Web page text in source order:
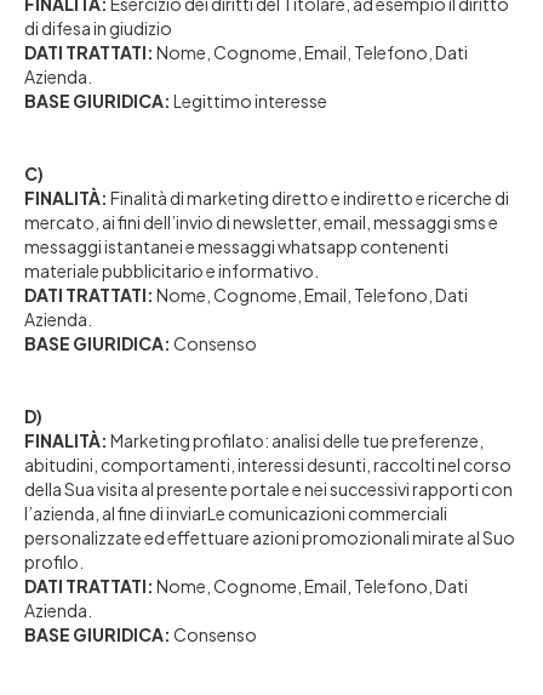
di difesa in giudizio
DATI TRATTATI: Nome, Cognome, Email, Telefono, Dati
Azienda.
BASE GIURIDICA: Legittimo interesse
C)
FINALITÀ: Finalità di marketing diretto e indiretto e ricerche di
mercato, ai fini dell’invio di newsletter, email, messaggi sms e
messaggi istantanei e messaggi whatsapp contenenti
materiale pubblicitario e informativo.
DATI TRATTATI: Nome, Cognome, Email, Telefono, Dati
Azienda.
BASE GIURIDICA: Consenso
D)
FINALITÀ: Marketing profilato: analisi delle tue preferenze,
abitudini, comportamenti, interessi desunti, raccolti nel corso
della Sua visita al presente portale e nei successivi rapporti con
l’azienda, al fine di inviarLe comunicazioni commerciali
personalizzate ed effettuare azioni promozionali mirate al Suo
profilo.
DATI TRATTATI: Nome, Cognome, Email, Telefono, Dati
Azienda.
BASE GIURIDICA: Consenso